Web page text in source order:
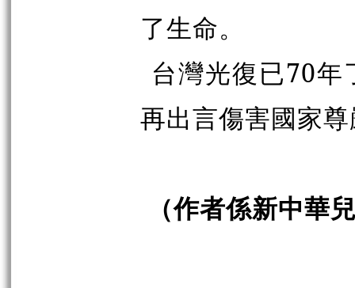
了生命。
台灣光復已70
再出言傷害國家
（作者係新中華